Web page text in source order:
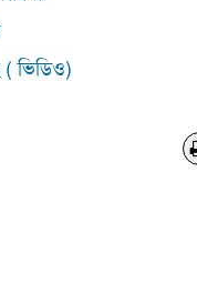
( ভিডিও)